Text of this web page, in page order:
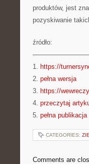
produktów, jest
pozyskiwanie
źródło:
1. https://
2. pełna wersja
3. https://
4. przeczytaj
5. pełna publikacja
CATEGORIES:
Comments are